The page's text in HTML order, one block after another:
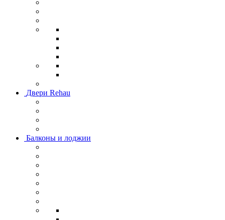
Двери Rehau
Балконы и лоджии